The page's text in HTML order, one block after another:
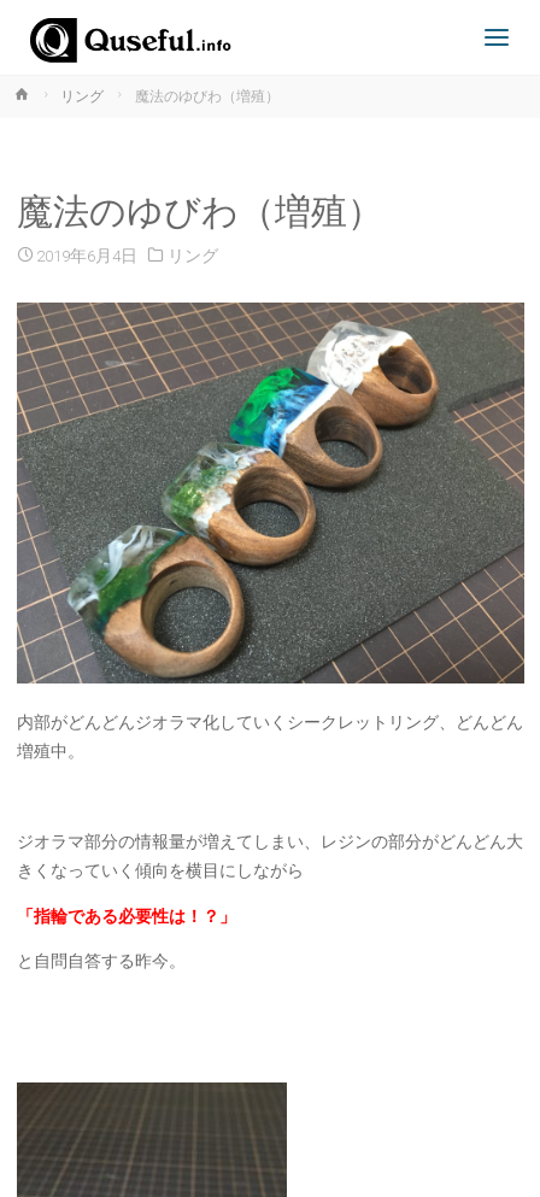
TOPPAGE
ホ
リング 魔法のゆびわ（増殖）
魔法のゆびわ（増殖）
2019年6月4日 リング
内部がどんどんジオラマ化していくシークレットリング、どんどん
増殖中。
ジオラマ部分の情報量が増えてしまい、レジンの部分がどんどん大
きくなっていく傾向を横目にしながら
「指輪である必要性は！？」
と自問自答する昨今。